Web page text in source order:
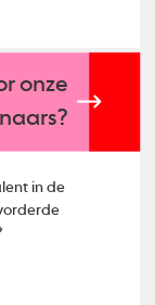
onze
in de